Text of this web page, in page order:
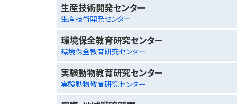
生産技術開発センター
生産技術開発センター
環境保全教育研究センター
環境保全教育研究センター
実験動物教育研究センター
実験動物教育研究センター